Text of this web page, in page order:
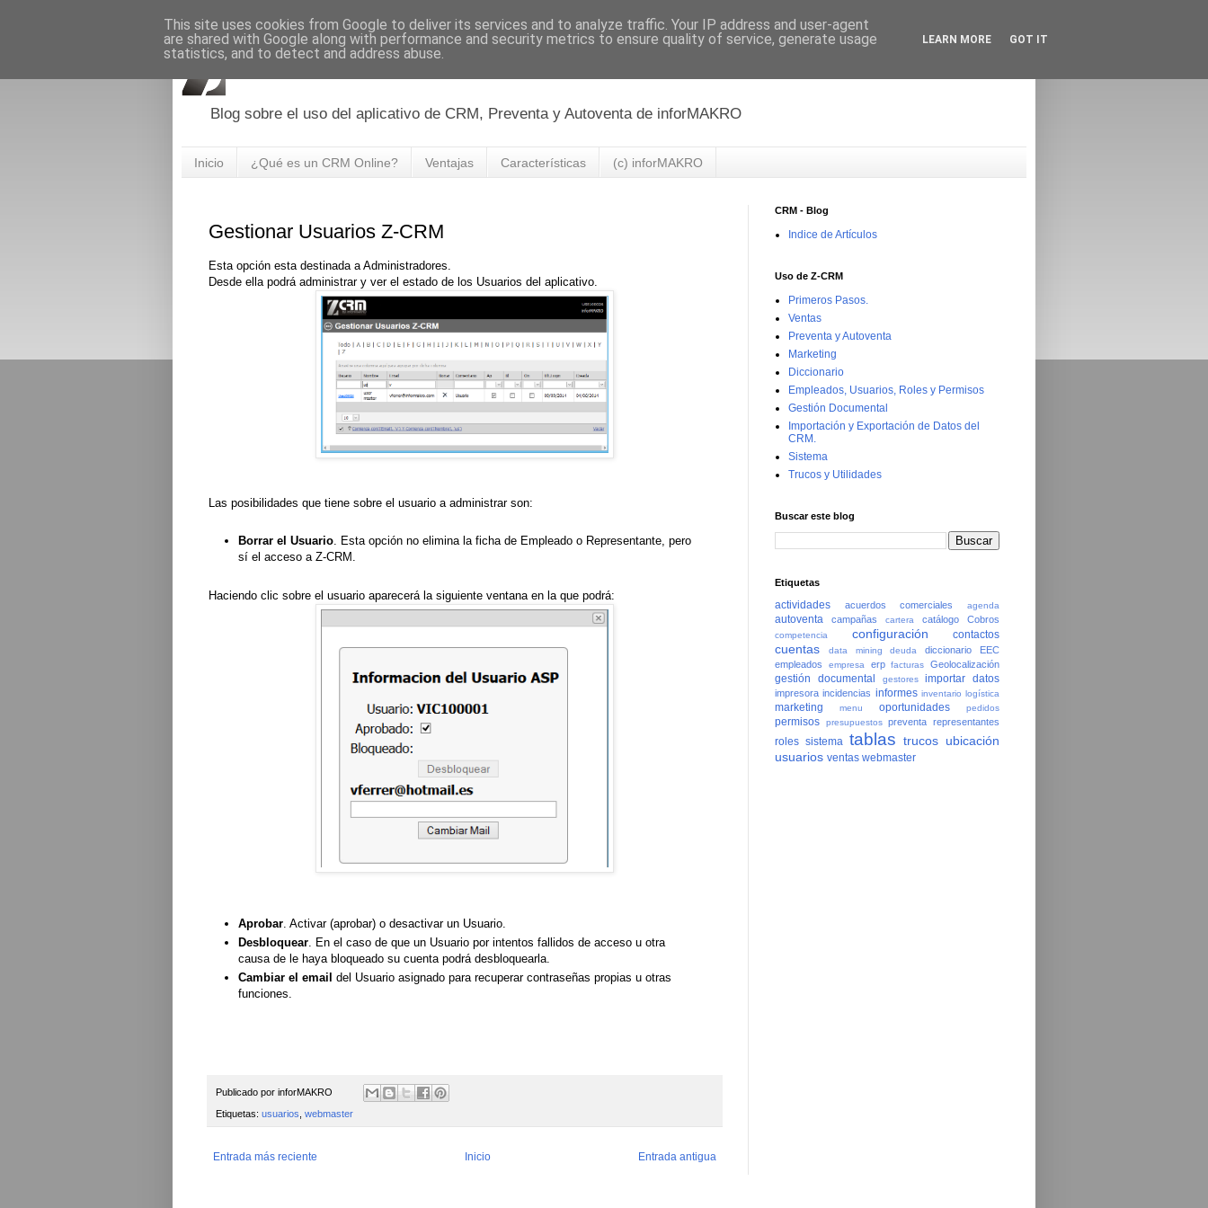
Blog sobre el uso del aplicativo de CRM, Preventa y Autoventa de inforMAKRO
Inicio ¿Qué es un CRM Online? Ventajas Características (c) inforMAKRO
Gestionar Usuarios Z-CRM
Esta opción esta destinada a Administradores.
Desde ella podrá administrar y ver el estado de los Usuarios del aplicativo.
Las posibilidades que tiene sobre el usuario a administrar son:
Borrar el Usuario. Esta opción no elimina la ficha de Empleado o Representante, pero
sí el acceso a Z-CRM.
Haciendo clic sobre el usuario aparecerá la siguiente ventana en la que podrá:
Aprobar . Activar (aprobar) o desactivar un Usuario.
Desbloquear . En el caso de que un Usuario por intentos fallidos de acceso u otra
causa de le haya bloqueado su cuenta podrá desbloquearla.
Cambiar el email del Usuario asignado para recuperar contraseñas propias u otras
funciones.
Publicado por inforMAKRO
Etiquetas: usuarios webmaster
Entrada más reciente Entrada antigua
Inicio
CRM - Blog
Indice de Artículos
Uso de Z-CRM
Primeros Pasos.
Ventas
Preventa y Autoventa
Marketing
Diccionario
Empleados, Usuarios, Roles y Permisos
Gestión Documental
Importación y Exportación de Datos del
CRM.
Sistema
Trucos y Utilidades
Buscar este blog
Etiquetas
actividades acuerdos comerciales agenda
autoventa campañas cartera catálogo Cobros
competencia configuración contactos
cuentas data mining deuda diccionario
EEC
empleados
empresa erp facturas Geolocalización
gestión documental gestores importar datos
impresora incidencias informes inventario logística
marketing menu oportunidades pedidos
permisos presupuestos preventa representantes
roles sistema tablas trucos ubicación
usuarios ventas webmaster
This site uses cookies from Google to deliver its services and to analyze traffic. Your IP address and user-agent
are shared with Google along with performance and security metrics to ensure quality of service, generate usage
statistics, and to detect and address abuse.
LEARN MORE GOT IT